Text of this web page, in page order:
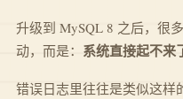
升级到 MySQL 8 之后，很
动，而是： 系统直接起不来
错误日志里往往是类似这样